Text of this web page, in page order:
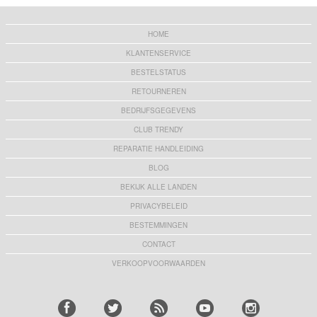
HOME
KLANTENSERVICE
BESTELSTATUS
RETOURNEREN
BEDRIJFSGEGEVENS
CLUB TRENDY
REPARATIE HANDLEIDING
BLOG
BEKIJK ALLE LANDEN
PRIVACYBELEID
BESTEMMINGEN
CONTACT
VERKOOPVOORWAARDEN